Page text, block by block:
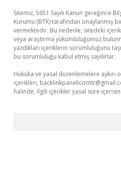
Sitemiz, 5651 Sayılı Kanun gereğince
Kurumu (BTK) tarafından onaylanmış
vermektedir. Bu nedenle, sitedeki
veya araştırma yükümlülüğümüz
yazdıkları içeriklerin sorumluluğunu
bu sorumluluğu kabul etmiş sayılırlar.
Hukuka ve yasal düzenlemelere
içerikleri,
halinde, ilgili içerikler yasal süre